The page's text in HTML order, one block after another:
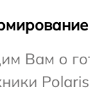
Вам о